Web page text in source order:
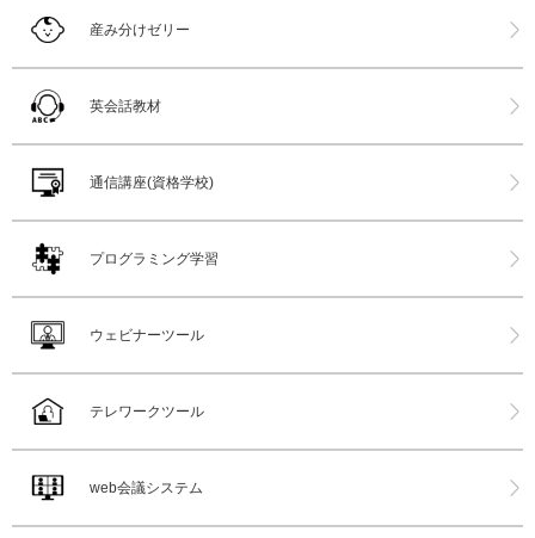
産み分けゼリー
英会話教材
通信講座(資格学校)
プログラミング学習
ウェビナーツール
テレワークツール
web会議システム